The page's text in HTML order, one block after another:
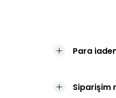
Para
Siparişim